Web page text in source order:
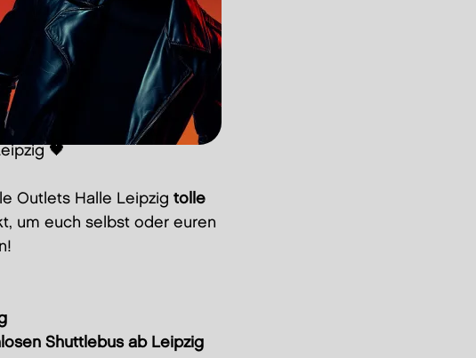
🖤
Outlets Halle Leipzig tolle
um euch selbst oder euren
Shuttlebus ab Leipzig